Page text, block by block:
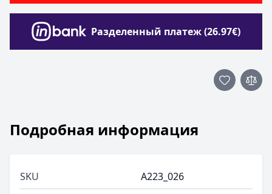
Разделенный платеж (26.97€)
Подробная информация
SKU
A223_026